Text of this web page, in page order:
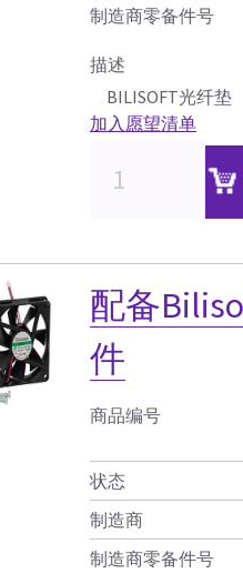
制造商零备件号
描述
BILISOFT光纤垫
加入愿望清单
配备
件
商品编号
状态
制造商
制造商零备件号